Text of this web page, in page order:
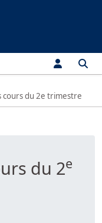
cours du 2e trimestre
du 2e